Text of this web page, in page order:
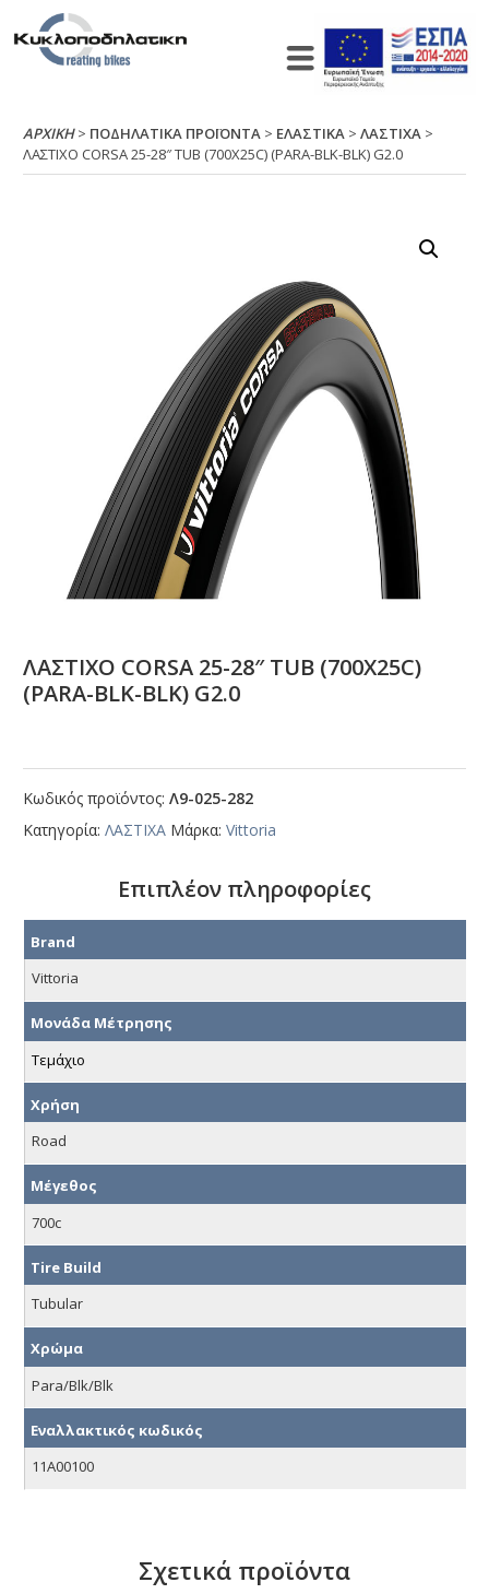
ΑΡΧΙΚΉ> ΠΟΔΗΛΑΤΙΚΑ ΠΡΟΪΟΝΤΑ > ΕΛΑΣΤΙΚΑ >ΛΑΣΤΙΧΑ >
ΛΑΣΤΙΧΟ CΟRSΑ 25-28″ ΤUΒ (700Χ25C) (ΡΑRΑ-ΒLΚ-ΒLΚ) G2.0
ΛΑΣΤΙΧΟ CΟRSΑ 25-28″ ΤUΒ (700Χ25C)
(ΡΑRΑ-ΒLΚ-ΒLΚ) G2.0
Κωδικός προϊόντος:Λ9-025-282
Κατηγορία:ΛΑΣΤΙΧΑ Μάρκα:Vittoria
Επιπλέον πληροφορίες
Brand
Vittoria
Μονάδα Μέτρησης
Τεμάχιο
Χρήση
Road
Μέγεθος
700c
Tire Build
Tubular
Χρώμα
Para/Blk/Blk
Εναλλακτικός κωδικός
11A00100
Σχετικά προϊόντα